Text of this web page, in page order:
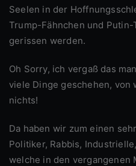
Seelen in der
Trump-Fähnchen und
gerissen werden.
Oh Sorry, ich vergaß das man doch sehen kann, dass
viele Dinge geschehen, von
nichts!
Da haben wir zum einen sehr viele über 90 Jahre alte
Politiker, Rabbis,
welche in den vergangenen